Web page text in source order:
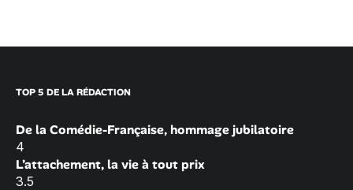
TOP 5 DE LA RÉDACTION
De la Comédie-Française, hommage jubilatoire
4
L’attachement, la vie à tout prix
3.5